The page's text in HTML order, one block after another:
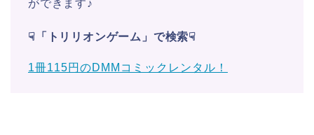
ができます♪
☟「トリリオンゲーム」で検索☟
1冊115円のDMMコミックレンタル！